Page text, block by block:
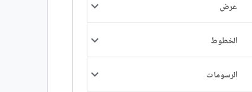
عرض
الخطوط
الرسومات